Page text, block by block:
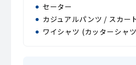
セーター
カジュアルパンツ / スカー
ワイシャツ (カッターシャ